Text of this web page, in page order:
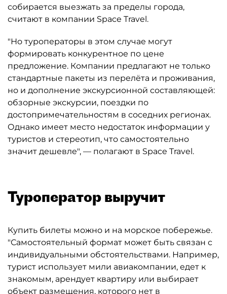
собирается выезжать за пределы города,
считают в компании Space Travel.
"Но туроператоры в этом случае могут
формировать конкурентное по цене
предложение. Компании предлагают не только
стандартные пакеты из перелёта и проживания,
но и дополнение экскурсионной составляющей:
обзорные экскурсии, поездки по
достопримечательностям в соседних регионах.
Однако имеет место недостаток информации у
туристов и стереотип, что самостоятельно
значит дешевле", — полагают в Space Travel.
Туроператор выручит
Купить билеты можно и на морское побережье.
"Самостоятельный формат может быть связан с
индивидуальными обстоятельствами. Например,
турист использует мили авиакомпании, едет к
знакомым, арендует квартиру или выбирает
объект размещения, которого нет в